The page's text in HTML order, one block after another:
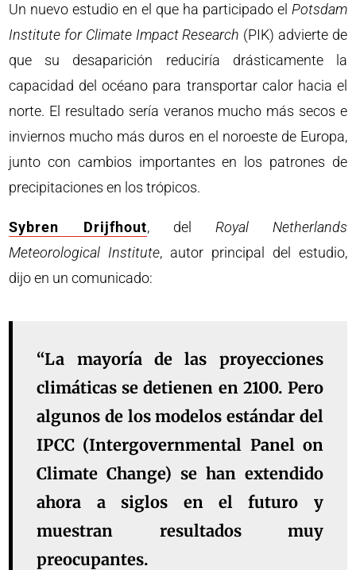
Un nuevo estudio en el que ha participado el Potsdam
Institute for Climate Impact Research (PIK) advierte de
que su desaparición reduciría drásticamente la
capacidad del océano para transportar calor hacia el
norte. El resultado sería veranos mucho más secos e
inviernos mucho más duros en el noroeste de Europa,
junto con cambios importantes en los patrones de
precipitaciones en los trópicos.
Sybren Drijfhout, del Royal Netherlands
Meteorological Institute, autor principal del estudio,
dijo en un comunicado:
“La mayoría de las proyecciones
climáticas se detienen en 2100. Pero
algunos de los modelos estándar del
IPCC (Intergovernmental Panel on
Climate Change) se han extendido
ahora a siglos en el futuro y
muestran resultados muy
preocupantes.